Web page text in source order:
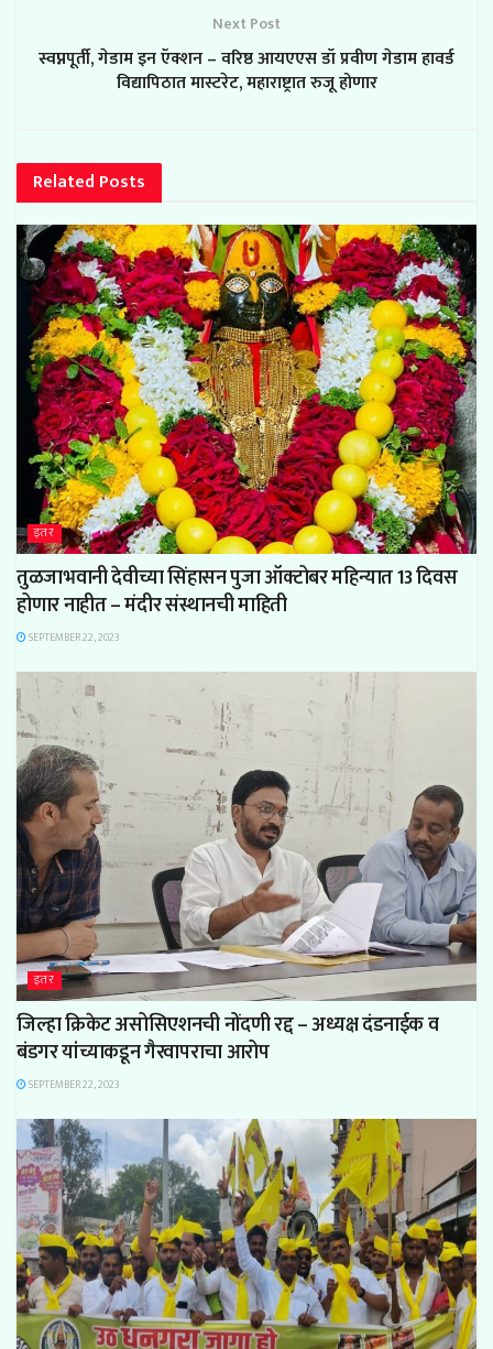
Next Post
स्वप्नपूर्ती, गेडाम इन ऍक्शन – वरिष्ठ आयएएस डॉ प्रवीण गेडाम हावर्ड
विद्यापिठात मास्टरेट, महाराष्ट्रात रुजू होणार
Related Posts
इतर
तुळजाभवानी देवीच्या सिंहासन पुजा ऑक्टोबर महिन्यात 13 दिवस
होणार नाहीत – मंदीर संस्थानची माहिती
SEPTEMBER 22, 2023
इतर
जिल्हा क्रिकेट असोसिएशनची नोंदणी रद्द – अध्यक्ष दंडनाईक व
बंडगर यांच्याकडून गैरवापराचा आरोप
SEPTEMBER 22, 2023